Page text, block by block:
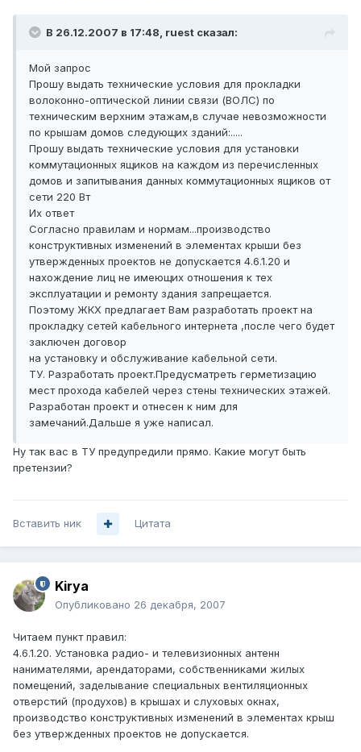
В 26.12.2007 в 17:48, ruest сказал:
Мой запрос
Прошу выдать технические условия для прокладки
волоконно-оптической линии связи (ВОЛС) по
техническим верхним этажам,в случае невозможности
по крышам домов следующих зданий:.....
Прошу выдать технические условия для установки
коммутационных ящиков на каждом из перечисленных
домов и запитывания данных коммутационных ящиков от
сети 220 Вт
Их ответ
Согласно правилам и нормам...производство
конструктивных изменений в элементах крыши без
утвержденных проектов не допускается 4.6.1.20 и
нахождение лиц не имеющих отношения к тех
эксплуатации и ремонту здания запрещается.
Поэтому ЖКХ предлагает Вам разработать проект на
прокладку сетей кабельного интернета ,после чего будет
заключен договор
на установку и обслуживание кабельной сети.
ТУ. Разработать проект.Предусматреть герметизацию
мест прохода кабелей через стены технических этажей.
Разработан проект и отнесен к ним для
замечаний.Дальше я уже написал.
Ну так вас в ТУ предупредили прямо. Какие могут быть
претензии?
Вставить ник Цитата
Kirya
Опубликовано 26 декабря, 2007
Читаем пункт правил:
4.6.1.20. Установка радио- и телевизионных антенн
нанимателями, арендаторами, собственниками жилых
помещений, заделывание специальных вентиляционных
отверстий (продухов) в крышах и слуховых окнах,
производство конструктивных изменений в элементах крыш
без утвержденных проектов не допускается.